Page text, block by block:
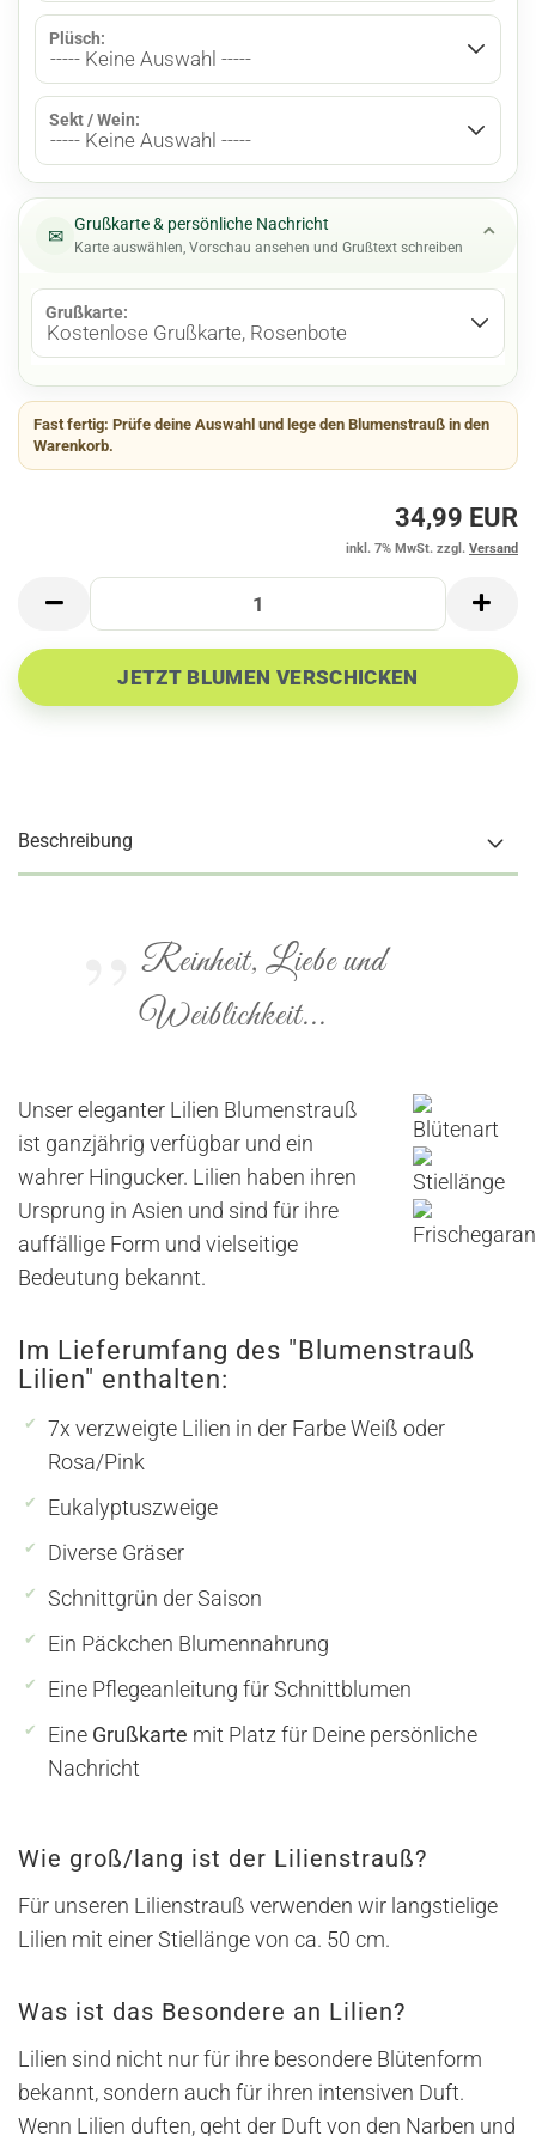
Plüsch:
Sekt / Wein:
✉
Grußkarte & persönliche Nachricht
Karte auswählen, Vorschau ansehen und Grußtext schreiben ⌄
Grußkarte:
Fast fertig: Prüfe deine Auswahl und lege den Blumenstrauß in den
Warenkorb.
34,99 EUR
inkl. 7% MwSt. zzgl. Versand
Beschreibung
Reinheit, Liebe und
Weiblichkeit...
Unser eleganter Lilien Blumenstrauß
ist ganzjährig verfügbar und ein
wahrer Hingucker. Lilien haben ihren
Ursprung in Asien und sind für ihre
auffällige Form und vielseitige
Bedeutung bekannt.
Im Lieferumfang des "Blumenstrauß
Lilien" enthalten:
7x verzweigte Lilien in der Farbe Weiß oder
Rosa/Pink
Eukalyptuszweige
Diverse Gräser
Schnittgrün der Saison
Ein Päckchen Blumennahrung
Eine Pflegeanleitung für Schnittblumen
Eine Grußkarte mit Platz für Deine persönliche
Nachricht
Wie groß/lang ist der Lilienstrauß?
Für unseren Lilienstrauß verwenden wir langstielige
Lilien mit einer Stiellänge von ca. 50 cm.
Was ist das Besondere an Lilien?
Lilien sind nicht nur für ihre besondere Blütenform
bekannt, sondern auch für ihren intensiven Duft.
Wenn Lilien duften, geht der Duft von den Narben und